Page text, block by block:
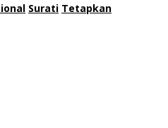
Surati Tetapkan